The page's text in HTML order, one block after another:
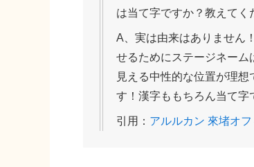
は当て字ですか？教えてく
A、実は由来はありません
せるためにステージネーム
見える中性的な位置が理
す！漢字ももちろん当て字
引用： アルルカン 來堵オ